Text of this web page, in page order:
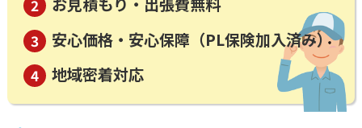
安心価格・安心保障（PL保険加入済み）
地域密着対応